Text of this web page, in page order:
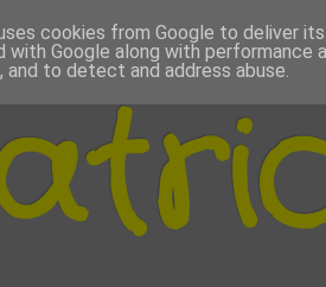
cookies from Google to deliver
with Google along with
to detect and address abuse.